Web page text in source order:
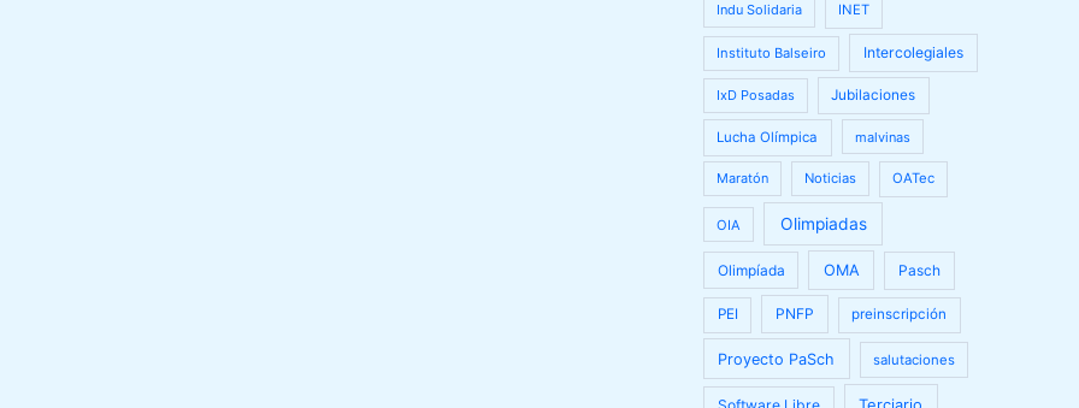
Indu Solidaria INET
Instituto Balseiro Intercolegiales
IxD Posadas Jubilaciones
Lucha Olímpica malvinas
Maratón Noticias OATec
OIA Olimpiadas
Olimpíada OMA Pasch
PEI PNFP preinscripción
Proyecto PaSch salutaciones
Terciario